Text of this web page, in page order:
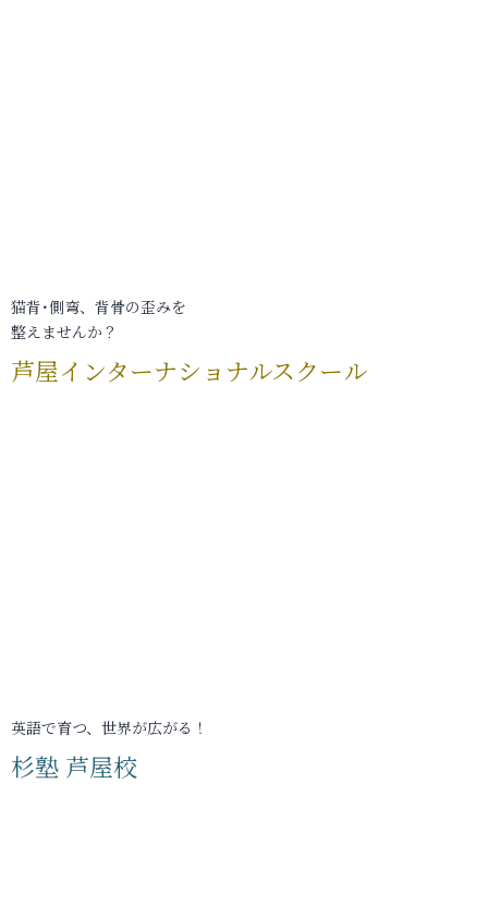
猫背･側弯、背骨の歪みを
整えませんか？
芦屋インターナショナルスクール
英語で育つ、世界が広がる！
杉塾 芦屋校